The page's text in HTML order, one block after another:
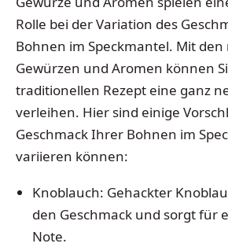
Rolle bei der Variation des
Bohnen im Speckmantel. Mit
Gewürzen und Aromen können
traditionellen Rezept eine ganz
verleihen. Hier sind einige
Geschmack Ihrer Bohnen im
variieren können:
Knoblauch: Gehackter
den Geschmack und sorgt für
Note.